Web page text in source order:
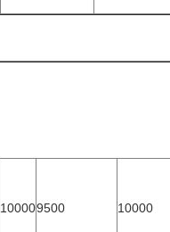
100009500 10000